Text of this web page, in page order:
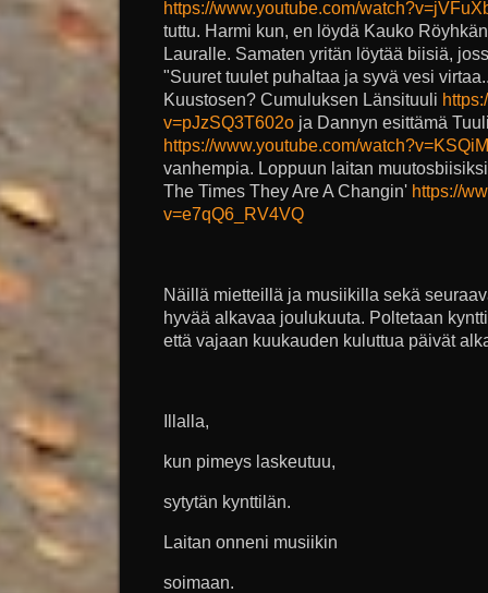
https://www.youtube.com/
tuttu. Harmi kun, en löydä Kauko
Lauralle. Samaten yritän löytää biisiä,
"Suuret tuulet puhaltaa ja syvä vesi
Kuustosen? Cumuluksen Länsituuli
v=pJzSQ3T602o ja Dannyn esittämä
https://www.youtube.com/
vanhempia. Loppuun laitan
The Times They Are A Changin' https://
v=e7qQ6_RV4VQ
Näillä mietteillä ja musiikilla sekä
hyvää alkavaa joulukuuta. Poltetaan
että vajaan kuukauden kuluttua päivät
Illalla,
kun pimeys laskeutuu,
sytytän kynttilän.
Laitan onneni musiikin
soimaan.